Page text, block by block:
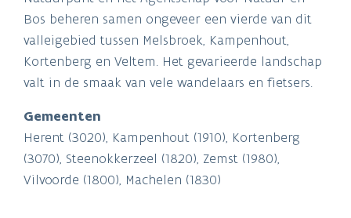
Bos beheren samen ongeveer een vierde van dit
valleigebied tussen Melsbroek, Kampenhout,
Kortenberg en Veltem. Het gevarieerde landschap
valt in de smaak van vele wandelaars en fietsers.
Gemeenten
Herent (3020), Kampenhout (1910), Kortenberg
(3070), Steenokkerzeel (1820), Zemst (1980),
Vilvoorde (1800), Machelen (1830)